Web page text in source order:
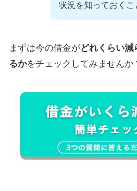
状況を知っておくこ
まずは今の借金がどれくらい減
るかをチェックしてみませんか